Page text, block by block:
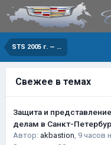
STS 2005 г. — …
Свежее в темах
Защита и
делам в Санкт-
Автор: akbastion, 9 часов